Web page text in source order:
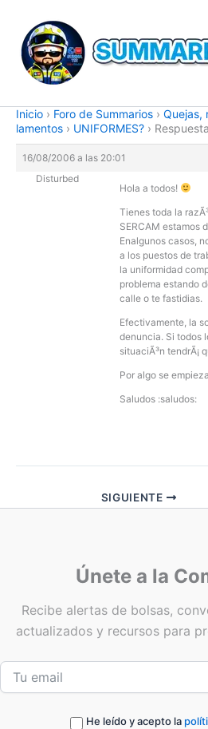
contenido
Inicio › Foro de Summarios › Quejas,
lamentos › UNIFORMES? ›
16/08/2006 a las 20:01
Disturbed
Hola a todos!
Tienes toda la
SERCAM estamos
Enalgunos casos,
a los puestos de
la uniformidad
problema estando
calle o te fastidias.
Efectivamente, la
denuncia. Si todos
situaciÃ³n tendrÃ¡
Por algo se
Saludos :saludos:
SIGUIENTE
Únete a la
Recibe alertas de bolsas,
actualizados y recursos para
He leído y acepto la